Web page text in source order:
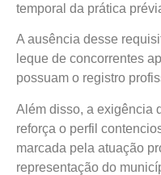
temporal da prática
A ausência desse
leque de concorrentes
possuam o registro
Além disso, a exigência
reforça o perfil
marcada pela atuação
representação do